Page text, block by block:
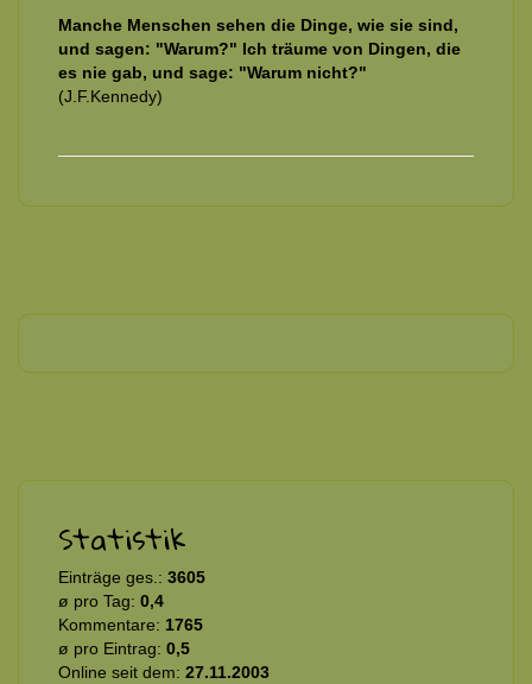
Manche Menschen sehen die Dinge, wie sie sind,
und sagen: "Warum?" Ich träume von Dingen, die
es nie gab, und sage: "Warum nicht?"
(J.F.Kennedy)
Statistik
Einträge ges.: 3605
ø pro Tag: 0,4
Kommentare: 1765
ø pro Eintrag: 0,5
Online seit dem: 27.11.2003